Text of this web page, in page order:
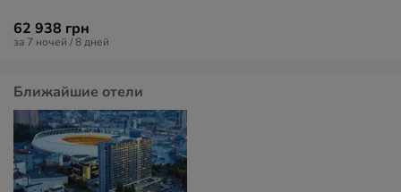
62 938 грн
за 7 ночей / 8 дней
Ближайшие отели